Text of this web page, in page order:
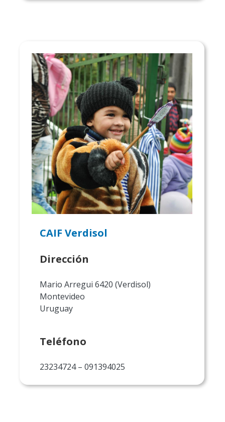
CAIF Verdisol
Dirección
Mario Arregui 6420 (Verdisol)
Montevideo
Uruguay
Teléfono
23234724 – 091394025